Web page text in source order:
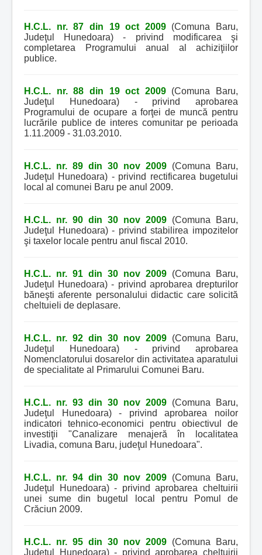
H.C.L. nr. 87 din 19 oct 2009(Comuna Baru,
Judeţul Hunedoara) - privind modificarea şi
completarea Programului anual al achiziţiilor
publice.
H.C.L. nr. 88 din 19 oct 2009(Comuna Baru,
Judeţul Hunedoara) - privind aprobarea
Programului de ocupare a forţei de muncă pentru
lucrările publice de interes comunitar pe perioada
1.11.2009 - 31.03.2010.
H.C.L. nr. 89 din 30 nov 2009 (Comuna Baru,
Judeţul Hunedoara) - privind rectificarea bugetului
local al comunei Baru pe anul 2009.
H.C.L. nr. 90 din 30 nov 2009 (Comuna Baru,
Judeţul Hunedoara) - privind stabilirea impozitelor
şi taxelor locale pentru anul fiscal 2010.
H.C.L. nr. 91 din 30 nov 2009 (Comuna Baru,
Judeţul Hunedoara) - privind aprobarea drepturilor
băneşti aferente personalului didactic care solicită
cheltuieli de deplasare.
H.C.L. nr. 92 din 30 nov 2009 (Comuna Baru,
Judeţul Hunedoara) - privind aprobarea
Nomenclatorului dosarelor din activitatea aparatului
de specialitate al Primarului Comunei Baru.
H.C.L. nr. 93 din 30 nov 2009 (Comuna Baru,
Judeţul Hunedoara) - privind aprobarea noilor
indicatori tehnico-economici pentru obiectivul de
investiţii "Canalizare menajeră în localitatea
Livadia, comuna Baru, judeţul Hunedoara".
H.C.L. nr. 94 din 30 nov 2009 (Comuna Baru,
Judeţul Hunedoara) - privind aprobarea cheltuirii
unei sume din bugetul local pentru Pomul de
Crăciun 2009.
H.C.L. nr. 95 din 30 nov 2009 (Comuna Baru,
Judeţul Hunedoara) - privind aprobarea cheltuirii